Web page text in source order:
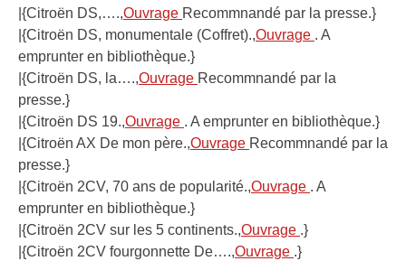
|{Citroën DS,….,Ouvrage Recommnandé par la presse.}
|{Citroën DS, monumentale (Coffret).,Ouvrage . A
emprunter en bibliothèque.}
|{Citroën DS, la….,Ouvrage Recommnandé par la
presse.}
|{Citroën DS 19.,Ouvrage . A emprunter en bibliothèque.}
|{Citroën AX De mon père.,Ouvrage Recommnandé par la
presse.}
|{Citroën 2CV, 70 ans de popularité.,Ouvrage . A
emprunter en bibliothèque.}
|{Citroën 2CV sur les 5 continents.,Ouvrage .}
|{Citroën 2CV fourgonnette De….,Ouvrage .}